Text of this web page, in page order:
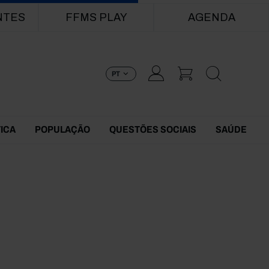
FFMS PLAY AGENDA
PT
POPULAÇÃO QUESTÕES SOCIAIS SAÚDE